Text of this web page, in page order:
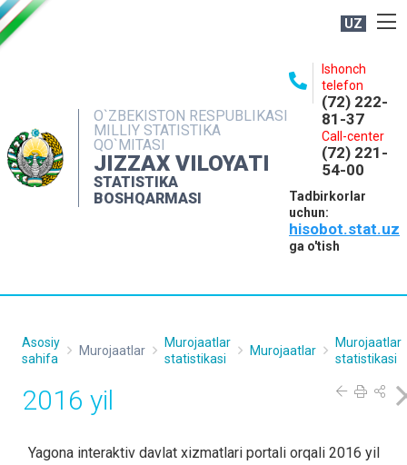
UZ
O`ZBEKISTON RESPUBLIKASI
MILLIY STATISTIKA
QO`MITASI
JIZZAX VILOYATI
STATISTIKA
BOSHQARMASI
Ishonch
telefon
(72) 222-
81-37
Call-center
(72) 221-
54-00
Tadbirkorlar
uchun:
hisobot.stat.uz
ga o'tish
NASHRLAR
INTERAKTIV XIZMATLAR
MATBUOT XIZMATI
Asosiy
sahifa
Murojaatlar
Murojaatlar
statistikasi
Murojaatlar
Murojaatlar
statistikasi
2016 yil
Yagona interaktiv davlat xizmatlari portali orqali 2016 yil